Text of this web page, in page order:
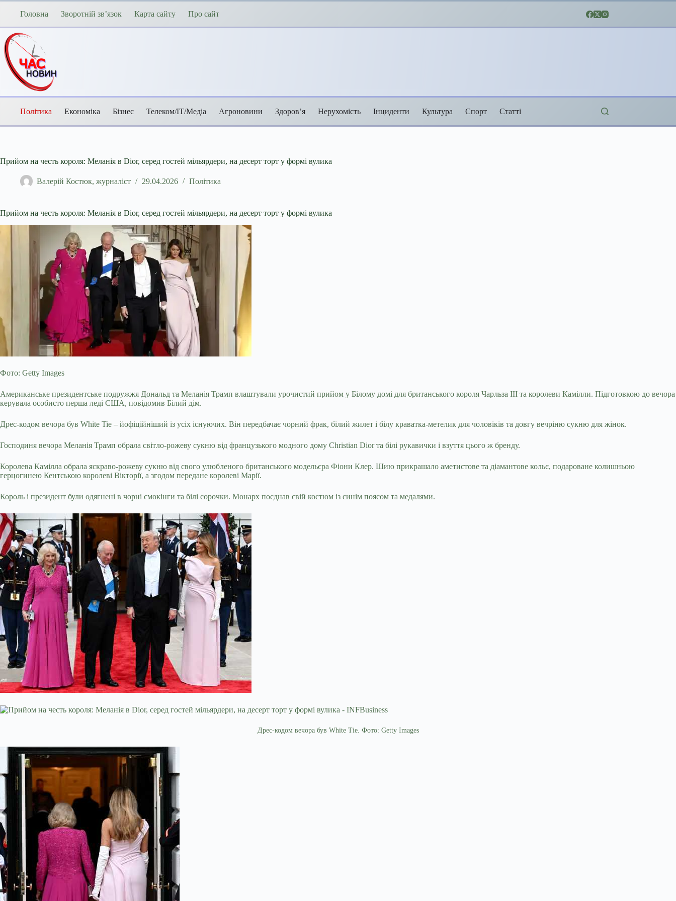
Перейти
Головна Зворотній зв’язок Карта сайту Про сайт
Політика Економіка Бізнес Телеком/ІТ/Медіа Агроновини Здоров’я Нерухомість Інциденти Культура Спорт Статті
Прийом на честь короля: Меланія в Dior, серед гостей мільярдери, на десерт торт у формі вулика
Валерій Костюк, журналіст 29.04.2026 Політика
Прийом на честь короля: Меланія в Dior, серед гостей мільярдери, на десерт торт у формі вулика
Фото: Getty Images
Американське президентське подружжя Дональд та Меланія Трамп влаштували урочистий прийом у Білому домі для британського короля Чарльза III та королеви Камілли. Підготовкою до вечора
керувала особисто перша леді США, повідомив Білий дім.
Дрес-кодом вечора був White Tie – йофіційніший із усіх існуючих. Він передбачає чорний фрак, білий жилет і білу краватка-метелик для чоловіків та довгу вечріню сукню для жінок.
Господиня вечора Меланія Трамп обрала світло-рожеву сукню від французького модного дому Christian Dior та білі рукавички і взуття цього ж бренду.
Королева Камілла обрала яскраво-рожеву сукню від свого улюбленого британського модельєра Фіони Клер. Шию прикрашало аметистове та діамантове кольє, подароване колишньою
герцогинею Кентською королеві Вікторії, а згодом передане королеві Марії.
Король і президент були одягнені в чорні смокінги та білі сорочки. Монарх поєднав свій костюм із синім поясом та медалями.
Дрес-кодом вечора був White Tie. Фото: Getty Images